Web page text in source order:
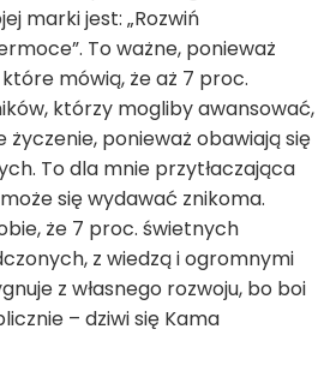
marki jest: „Rozwiń
To ważne, ponieważ
mówią, że aż 7 proc.
którzy mogliby awansować,
życzenie, ponieważ obawiają się
To dla mnie przytłaczająca
się wydawać znikoma.
że 7 proc. świetnych
z wiedzą i ogromnymi
z własnego rozwoju, bo boi
– dziwi się Kama